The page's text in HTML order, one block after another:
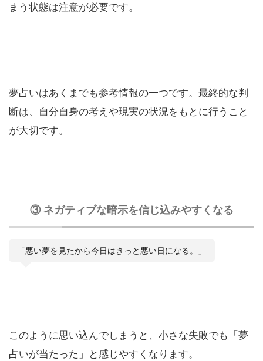
まう状態は注意が必要です。
夢占いはあくまでも参考情報の一つです。最終的な判
断は、自分自身の考えや現実の状況をもとに行うこと
が大切です。
③ ネガティブな暗示を信じ込みやすくなる
「悪い夢を見たから今日はきっと悪い日になる。」
このように思い込んでしまうと、小さな失敗でも「夢
占いが当たった」と感じやすくなります。